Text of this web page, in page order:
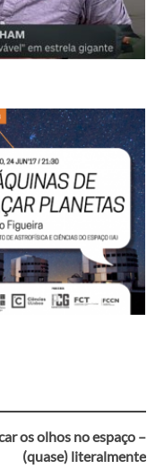
os olhos no espaço –
(quase) literalmente